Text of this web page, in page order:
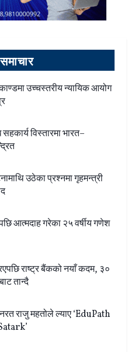
उच्चस्तरीय न्यायिक आयोग
सहकार्य विस्तारमा भारत–
उठेका प्रश्नमा गृहमन्त्री
आत्मदाह गरेका २५ वर्षीय गणेश
राष्ट्र बैंकको नयाँ कदम, ३०
तान्दै
राजु महतोले ल्याए ‘EduPath